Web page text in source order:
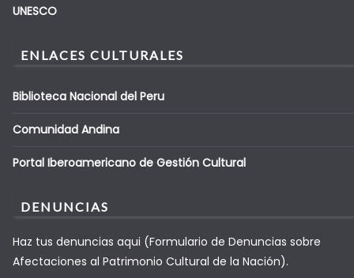
UNESCO
ENLACES CULTURALES
Biblioteca Nacional del Peru
Comunidad Andina
Portal Iberoamericano de Gestión Cultural
DENUNCIAS
Haz tus denuncias aqui (Formulario de Denuncias sobre
Afectaciones al Patrimonio Cultural de la Nación).